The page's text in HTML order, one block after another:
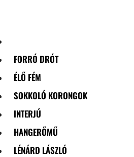
FORRÓ DRÓT
ÉLŐ FÉM
SOKKOLÓ KORONGOK
INTERJÚ
HANGERŐMŰ
LÉNÁRD LÁSZLÓ